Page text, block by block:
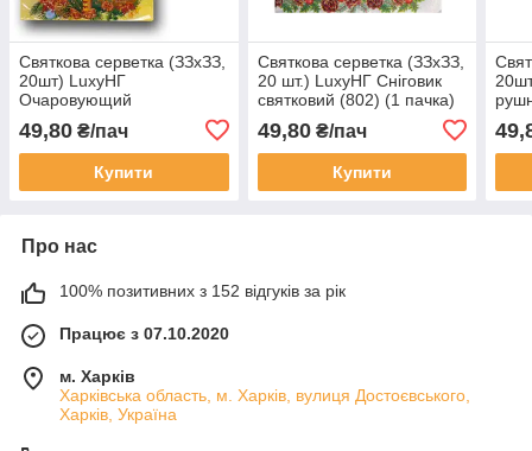
Святкова серветка (ЗЗхЗЗ,
20шт) LuxyНГ
Очаровующий
49,80 ₴/пач
Купити
Святкова серветка (ЗЗхЗЗ,
20 шт.) LuxyНГ Сніговик
святковий (802) (1 пачка)
49,80₴/пач
Купити
Про нас
100% позитивних з 152 відгуків за рік
Працює з 07.10.2020
м. Харків
Харківська область, м. Харків, вулиця Достоєвського,
Харків, Україна